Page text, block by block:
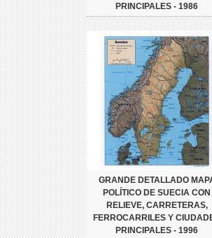
PRINCIPALES - 1986
GRANDE DETALLADO
POLÍTICO DE SUECIA CON
RELIEVE, CARRETERAS,
FERROCARRILES Y
PRINCIPALES - 1996